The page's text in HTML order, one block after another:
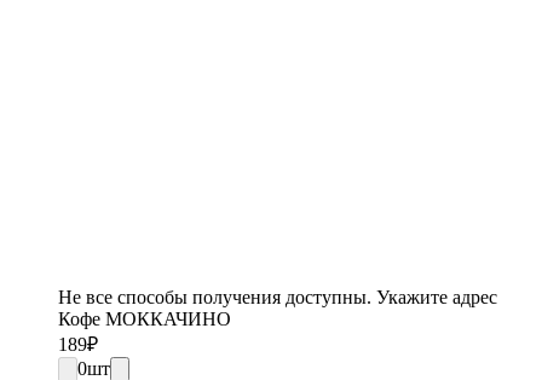
Не все способы получения доступны. Укажите адрес
Кофе МОККАЧИНО
189₽
0шт